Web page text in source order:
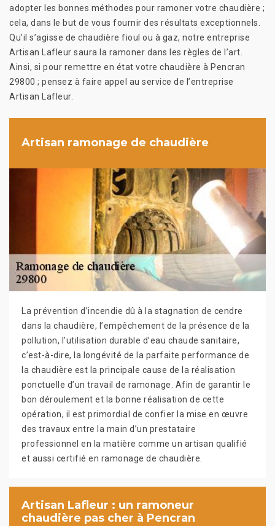
adopter les bonnes méthodes pour ramoner votre chaudière ;
cela, dans le but de vous fournir des résultats exceptionnels.
Qu’il s’agisse de chaudière fioul ou à gaz, notre entreprise
Artisan Lafleur saura la ramoner dans les règles de l’art.
Ainsi, si pour remettre en état votre chaudière à Pencran
29800 ; pensez à faire appel au service de l’entreprise
Artisan Lafleur.
Artisan ramonage de chaudière
La prévention d’incendie dû à la stagnation de cendre
dans la chaudière, l’empêchement de la présence de la
pollution, l’utilisation durable d’eau chaude sanitaire,
c’est-à-dire, la longévité de la parfaite performance de
la chaudière est la principale cause de la réalisation
ponctuelle d’un travail de ramonage. Afin de garantir le
bon déroulement et la bonne réalisation de cette
opération, il est primordial de confier la mise en œuvre
des travaux entre la main d’un prestataire
professionnel en la matière comme un artisan qualifié
et aussi certifié en ramonage de chaudière.
Artisan Lafleur : un ramoneur
chaudière pas cher à Pencran